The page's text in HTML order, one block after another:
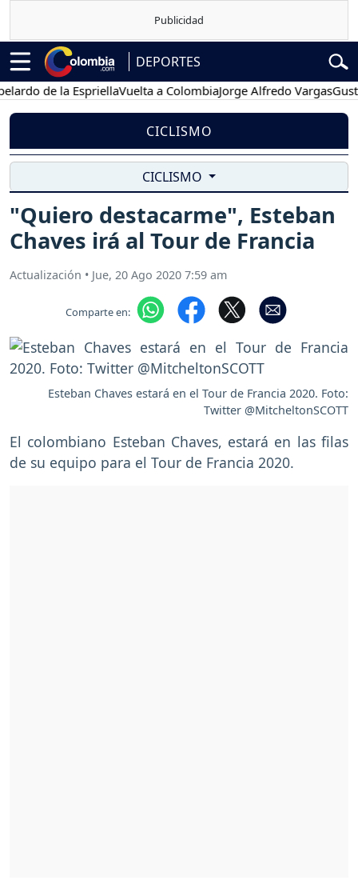
DEPORTES
de la EspriellaVuelta a ColombiaJorge Alfredo VargasGustavo
CICLISMO
CICLISMO
"Quiero destacarme", Esteban
Chaves irá al Tour de Francia
Actualización • Jue, 20 Ago 2020 7:59 am
Comparte en:
Esteban Chaves estará en el Tour de Francia 2020. Foto:
Twitter @MitcheltonSCOTT
El colombiano Esteban Chaves, estará en las filas
de su equipo para el Tour de Francia 2020.